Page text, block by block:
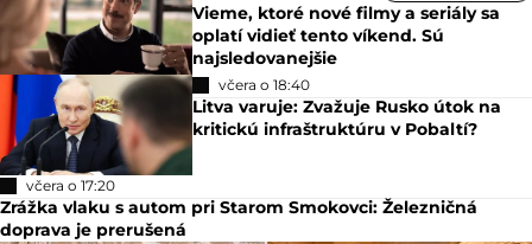
Vieme, ktoré nové filmy a seriály sa
oplatí vidieť tento víkend. Sú
najsledovanejšie
včera o 18:40
Litva varuje: Zvažuje Rusko útok na
kritickú infraštruktúru v Pobaltí?
včera o 17:20
Zrážka vlaku s autom pri Starom Smokovci: Železničná
doprava je prerušená